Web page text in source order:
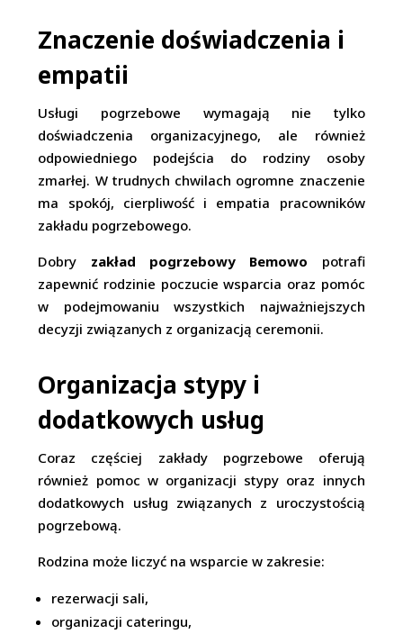
Znaczenie doświadczenia i
empatii
Usługi pogrzebowe wymagają nie tylko
doświadczenia organizacyjnego, ale również
odpowiedniego podejścia do rodziny osoby
zmarłej. W trudnych chwilach ogromne znaczenie
ma spokój, cierpliwość i empatia pracowników
zakładu pogrzebowego.
Dobry zakład pogrzebowy Bemowo potrafi
zapewnić rodzinie poczucie wsparcia oraz pomóc
w podejmowaniu wszystkich najważniejszych
decyzji związanych z organizacją ceremonii.
Organizacja stypy i
dodatkowych usług
Coraz częściej zakłady pogrzebowe oferują
również pomoc w organizacji stypy oraz innych
dodatkowych usług związanych z uroczystością
pogrzebową.
Rodzina może liczyć na wsparcie w zakresie:
rezerwacji sali,
organizacji cateringu,